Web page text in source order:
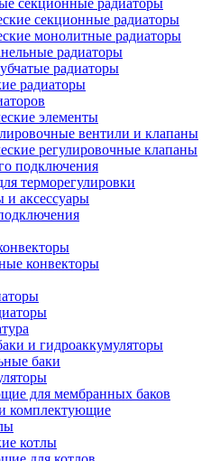
секционные радиаторы
секционные радиаторы
монолитные радиаторы
радиаторы
радиаторы
радиаторы
элементы
вентили и клапаны
регулировочные клапаны
подключения
терморегулировки
аксессуары
конвекторы
и гидроаккумуляторы
баки
для мембранных баков
комплектующие
котлы